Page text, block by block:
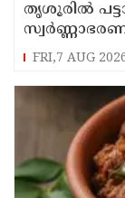
തൃശൂരിൽ
FRI,7 AUG